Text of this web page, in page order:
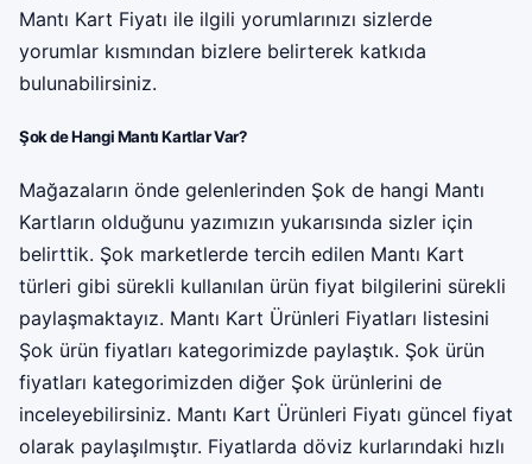
Mantı Kart Fiyatı ile ilgili yorumlarınızı sizlerde
yorumlar kısmından bizlere belirterek katkıda
bulunabilirsiniz.
Şok de Hangi Mantı Kartlar Var?
Mağazaların önde gelenlerinden Şok de hangi Mantı
Kartların olduğunu yazımızın yukarısında sizler için
belirttik. Şok marketlerde tercih edilen Mantı Kart
türleri gibi sürekli kullanılan ürün fiyat bilgilerini sürekli
paylaşmaktayız. Mantı Kart Ürünleri Fiyatları listesini
Şok ürün fiyatları kategorimizde paylaştık. Şok ürün
fiyatları kategorimizden diğer Şok ürünlerini de
inceleyebilirsiniz. Mantı Kart Ürünleri Fiyatı güncel fiyat
olarak paylaşılmıştır. Fiyatlarda döviz kurlarındaki hızlı